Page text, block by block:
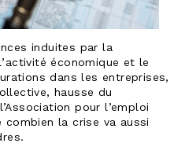
induites par la
économique et le
dans les entreprises,
hausse du
pour l’emploi
combien la crise va aussi